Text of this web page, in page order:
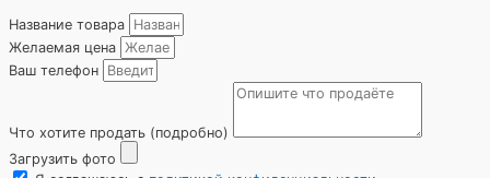
Название товара
Желаемая цена
Ваш телефон
Что хотите продать (подробно)
Загрузить фото